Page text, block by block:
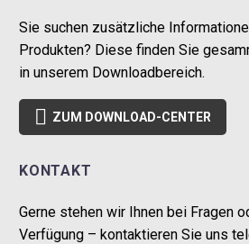
Sie suchen zusätzliche
Produkten? Diese finden Sie
in unserem Downloadbereich.
 ZUM DOWNLOAD-CENTER
KONTAKT
Gerne stehen wir Ihnen bei Fragen
Verfügung – kontaktieren Sie uns